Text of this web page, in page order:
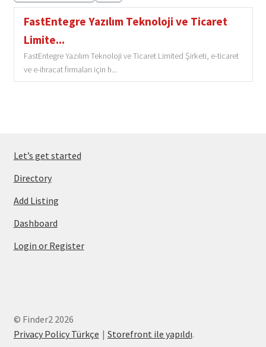
Privacy Policy Türkçe
FastEntegre Yazılım Teknoloji ve Ticaret
Limite...
FastEntegre Yazılım Teknoloji ve Ticaret Limited Şirketi, e-ticaret
ve e-ihracat firmaları için h...
Let’s get started
Directory
Add Listing
Dashboard
Login or Register
© Finder2 2026
Privacy Policy Türkçe
Storefront ile yapıldı.